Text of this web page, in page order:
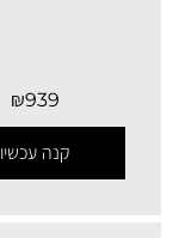
₪939
קנה עכשיו